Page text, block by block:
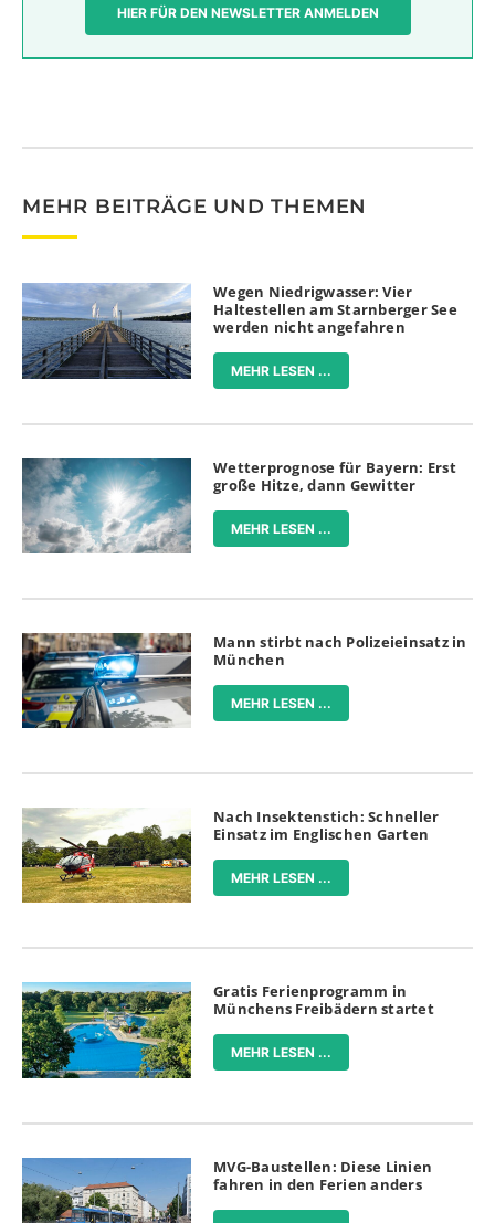
HIER FÜR DEN NEWSLETTER ANMELDEN
MEHR BEITRÄGE UND THEMEN
Wegen Niedrigwasser: Vier
Haltestellen am Starnberger See
werden nicht angefahren
MEHR LESEN ...
Wetterprognose für Bayern: Erst
große Hitze, dann Gewitter
MEHR LESEN ...
Mann stirbt nach Polizeieinsatz in
München
MEHR LESEN ...
Nach Insektenstich: Schneller
Einsatz im Englischen Garten
MEHR LESEN ...
Gratis Ferienprogramm in
Münchens Freibädern startet
MEHR LESEN ...
MVG-Baustellen: Diese Linien
fahren in den Ferien anders